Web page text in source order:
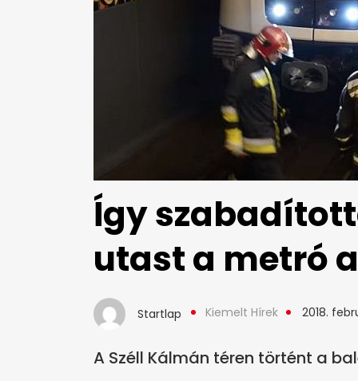
Így
utast a metró
Startlap Kiemelt Hírek 2018.
A Széll Kálmán téren történt a